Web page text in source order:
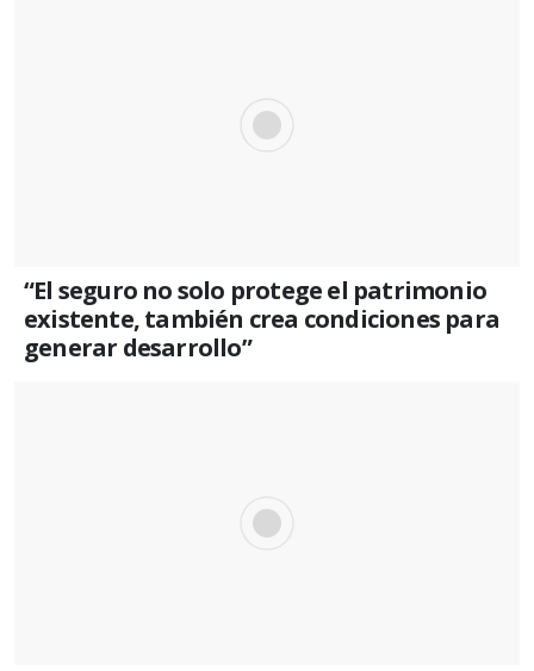
“El seguro no solo protege el patrimonio
existente, también crea condiciones para
generar desarrollo”